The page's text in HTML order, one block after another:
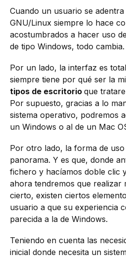
Cuando un usuario se
GNU/Linux siempre lo hace
acostumbrados a hacer uso
de tipo Windows, todo cambia.
Por un lado, la interfaz es
siempre tiene por qué ser la
tipos de escritorio que
Por supuesto, gracias a lo
sistema operativo, podremos
un Windows o al de un Mac
Por otro lado, la forma de
panorama. Y es que, donde
fichero y hacíamos doble clic
ahora tendremos que realizar
cierto, existen ciertos
usuario a que su experiencia
parecida a la de Windows.
Teniendo en cuenta las
inicial donde necesita un